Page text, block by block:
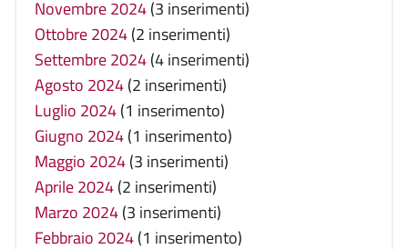
Novembre 2024(3 inserimenti)
Ottobre 2024(2 inserimenti)
Settembre 2024(4 inserimenti)
Agosto 2024(2 inserimenti)
Luglio 2024(1 inserimento)
Giugno 2024(1 inserimento)
Maggio 2024(3 inserimenti)
Aprile 2024(2 inserimenti)
Marzo 2024(3 inserimenti)
Febbraio 2024(1 inserimento)